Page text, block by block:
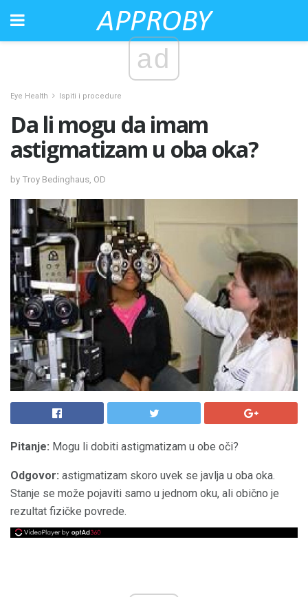
ad
Eye Health Ispiti i procedure
Da li mogu da imam
astigmatizam u oba oka?
by Troy Bedinghaus, OD
Pitanje: Mogu li dobiti astigmatizam u obe oči?
Odgovor: astigmatizam skoro uvek se javlja u oba oka.
Stanje se može pojaviti samo u jednom oku, ali obično je
rezultat fizičke povrede.